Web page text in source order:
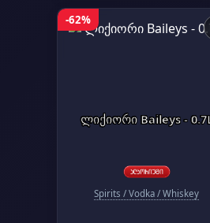
-62%
ლიქიორი Baileys -
Spirits / Vodka / Whiskey